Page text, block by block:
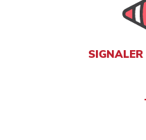
SIGNALER